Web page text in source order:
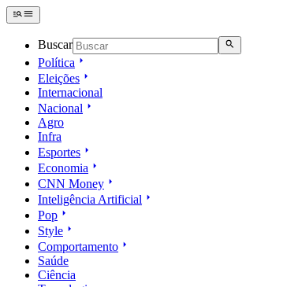
Buscar
Política
Eleições
Internacional
Nacional
Agro
Infra
Esportes
Economia
CNN Money
Inteligência Artificial
Pop
Style
Comportamento
Saúde
Ciência